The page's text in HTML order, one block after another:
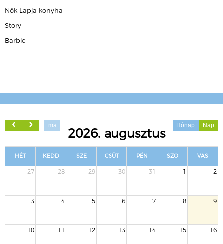
Nők Lapja konyha
Story
Barbie
ma Hónap Nap
2026. augusztus
HÉT KEDD SZE CSÜT PÉN SZO VAS
27 28 29 30 31 1 2
3 4 5 6 7 8 9
10 11 12 13 14 15 16